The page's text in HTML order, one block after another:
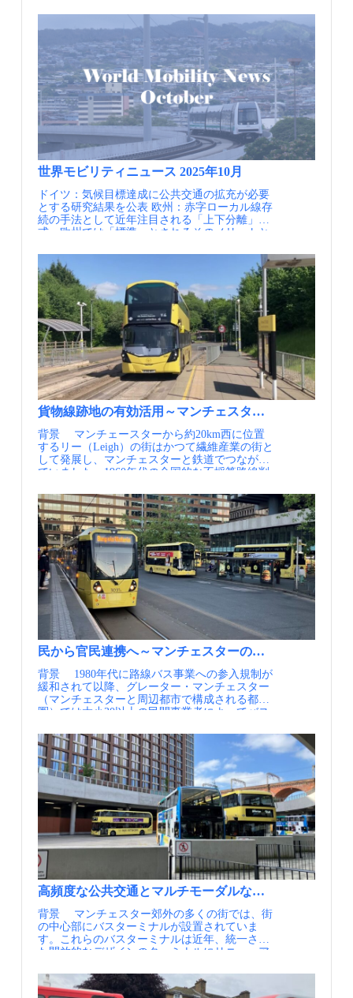
ー設計に関するAccessible Bus Stop Design
Guidanceをはじめとした様々なガイダンスが公
表されています。これらのガイダンスにより、
バスに関する政策が市民の手元にどのような形
で届くかが明文化されています。TfLはこれら
のガイダンス類をはじめ多くのドキュメント
を、実務者向けのものであっても原則として一
般に公表しています。関係者間で方向性を共有
することはさることながら、市民に対する透明
性も確保し、各主体の理解を得ながら施策を進
めていく姿勢が映し出されています。 Bus
Priority Design Guidance 2025の表紙（出典②）
実際の適用例の写真が豊富に掲載されている
London, Bus action plan, 2022 ②Transport for
London, Bus Priority Design Guidance 2025, 2025
所であることが遠くからでも確認できる
Superloopの導入により、ロンドン郊外を環状方
向に結ぶ高頻度な公共交通ネットワークが新た
に形成されている ポイント Superloopの実現に
は多くの困難が伴いましたが、郊外の交通網を
改善し、すべての人がより自由に、かつ環境に
やさしい形で移動できるようにするという市長
の強い思いがあり、市長の強いリーダーシッ
プ、自らが積極的に動くことで実現しました。
鉄道がない郊外同士を早く高頻度で結ぶ路線を
運行することで、通勤などの日常の移動を支え
る路線として機能しています。郊外を結ぶだけ
ではなく、放射方向の鉄道や地下鉄とも結節
す。 ロンドン市内を走る路線バスと同様に2階
建てのバスとしており、少ない運転士が多くの
乗客が輸送できます。また、現金は利用できな
いため、乗降の時間も非常に短時間でスムーズ
用は不可）。 また、クルマを利用できない人が
多様な場所におでかけできるようにするだけで
なく、クルマを持つ人も、クルマと公共交通を
よりかしこく使い分けられるようにしていま
す。 車両の塗装を変える、統一のロゴを制定し
停留所や車両に表示する、といったブランディ
ングの戦略により、特別なサービスであること
を利用者にわかりやすく伝える工夫がされてい
ます。 最新のSL4系統は2025年4月に開通した
Silvertown tunnelを経由し、新都心Canary Wharf
と鉄道のない郊外を直接結んでいる 【資料・参
考情報】 ①Impacts of 2020 Low Traffic
Neighbourhoods in London on Road Traffic
Injuries（Transport Findings, 2021.7.23)
注 契約額2200億円 英国：労働党新政権の目玉
の一つが鉄道の再国有化です。11月5日から国
会審議が開始されており、審議動向は以下から
確認できます。 自転車にフレンドリーな世界都
市ランキング2025が公表 マンチェスター：民か
ら官民連携へ～マンチェスターの都市交通リ・
デザイン「Bee Network」～ マンチェスター：
住宅開発や公園と一体となったモビリティハブ
～マンチェスターのアンコーツ・モビリティハ
ブ～ マンチェスター：貨物線跡地の有効活用～
マンチェスターのガイドウェイバス～、内閣府
SIPモビリティ知恵袋より マンチェスター：高
頻度な公共交通とマルチモーダルな結節点で形
拠点再生と公共交通ネットワーク再編～ 情報提
供元：一般社団法人日本モビリティ・マネジメ
ント会議 定期的にメールでの情報提供を希望さ
れる方はJCOMMのWebページより、JCOMMメ
JCOMMメーリングリスト配信内容・JCOMMニ
ューズレター（年4回） 日本のMMの実務と研
究に関わる様々な情報交換を支援することを目
的として、 一般社団法人 日本モビリティ・マ
ネジメント会議より配信するニューズレターで
す。・MM関連ニュース（毎月） 国内外のMM
関連の最新情報を一覧にしてお届けします。・
MM関連情報（不定期） 皆様よりいただいた
関連イベント等の情報を配信します。・JCOMM
関連情報 毎年開催しているJCOMMの大会情報
や参加情報をいち早くお届けします。
世界モビリティニュース 2025年10月
ドイツ：気候目標達成に公共交通の拡充が必要
とする研究結果を公表 欧州：赤字ローカル線存
続の手法として近年注目される「上下分離」方
式、欧州では「標準」とされるそのメリットと
ス”に。ウィーンで広がる住民主体の小さな公園
づくり ニューヨーク：世界一の渋滞都市で高
速・高頻度運行を実現したBRT、SIPモビリティ
知恵袋 アリゾナ州チャンドラー：アリゾナ州、
Waymoの自動運転車を地域交通として導入 ハワ
イ：ホノルル、自動運転システム「スカイライ
ン」の2期区間を開業 フランス：国内の
BRT（BHNS）のデータベースを更新
（CEREMA) ノルウェー：中国製EVバスに重大
な欠陥、メーカーによる乗っ取り可能 ノルウェ
ー公共交通機関運営会社 米国：ライドシェアに
対する課税措置、SIPモビリティ知恵袋 米国：
エクイティ（Equity）の視点からの交通政策、
SIPモビリティ知恵袋 情報提供元：一般社団法
人日本モビリティ・マネジメント会議 定期的に
メールでの情報提供を希望される方はJCOMMの
Webページより、JCOMMメーリングリストへの
登録を行ってください。 JCOMMメーリングリ
回） 日本のMMの実務と研究に関わる様々な
情報交換を支援することを目的として、 一般
社団法人 日本モビリティ・マネジメント会議よ
り配信するニューズレターです。・MM関連ニ
ュース（毎月） 国内外のMM関連の最新情報
を一覧にしてお届けします。・MM関連情報
（不定期） 皆様よりいただいた関連イベント
等の情報を配信します。・JCOMM関連情報 毎
年開催しているJCOMMの大会情報や参加情報を
いち早くお届けします。
貨物線跡地の有効活用～マンチェスターのガイドウェ
背景 マンチェースターから約20km西に位置
するリー（Leigh）の街はかつて繊維産業の街と
して発展し、マンチェスターと鉄道でつながっ
ていました。1960年代の全国的な不採算路線削
と、リーは鉄道の無い都市として英国最大のも
のとなりました。 リーはマンチェスターへの
通勤圏でもあり、鉄道がなくなると近隣都市の
駅へバスを利用するか、渋滞のリスクのある自
動車を利用するほかありませんでした。この状
況の中で1990年代ごろからガイドウェイバス構
想の議論が始まり、2000年ごろから具体的な整
備に向けて調査や手続きが行われました。 実施
内容 2016年にマンチェスター～リー間及びマ
ンチェスター～アザートン間を結ぶ2つの新た
なバス系統（V1及びV2系統）が開業しました。
これらの系統は、リーからニューアースまで間
の7kmでガイドウェイ方式の専用区間を走行
し、残りの14kmの区間のうち多くの部分でバス
レーンが整備された区間を走行します。V1が1
時間に4本、V2が同2本の頻度で運行され、重複
する区間では1時間に6本となり、マンチェスタ
ー中心部からリーのバスターミナルまで約45分
ます。これまで最大で90分を要していたリーと
マンチェスターの間の移動が大きく改善されま
した。 ガイドウェイ区間の整備はかつての鉄
道用地を利用することで、新たな用地取得を行
わず、迅速に整備することが可能となりまし
た。あわせてガイドウェイ区間に並行して歩行
者、自転車、馬などで利用できるマルチユーザ
ーパス（MUP)を整備することで、地域のウェ
ルビーイングの向上にも貢献しています。 路線
の多くの区間でバスが優先的に走行できる工夫
がされている（出典①） 鉄道用地を活用したガ
イドウェイ軌道とMUP（出典②） ポイント こ
れまで渋滞や不便な乗り換えを強いられていた
リーでは、専用空間を他の交通に邪魔されずに
快適かつ安定して運行できるガイドウェイバス
方式が選択されました。ガイドウェイ方式同様
他の車両を排除できる一般的なバス専用道方式
と比較して、同等の整備コストながらも道路の
マルチユーザーパス（MUP）も同時整備する本
計画に適していました。さらに小さい幅員なが
民から官民連携へ～マンチェスターの都市交通リ・デ
背景 1980年代に路線バス事業への参入規制が
緩和されて以降、グレーター・マンチェスター
（マンチェスターと周辺都市で構成される都市
圏）では大小30以上の民間事業者によってバス
ら、繊維産業の衰退により人口が減少する中
で、バスの利用者も減少し、路線の廃止や事業
者の撤退、あるいは夜間や週末を中心とした減
便が行われました。2022年のマンチェスター全
体のバスの総走行距離は、1977年から38%も減
少しています。この結果、グレーター・マンチ
ェスターの住民の70%は地域の中心部まで30分
以内で行くことができない状況に置かれ、自動
車への依存も高まっていました。 こうした中
で、1992年に開業したMetrolink（トラム）はバ
スとは異なり、TfGM（グレーター・マンチェ
スター交通局）が主体となった公営交通して運
行を開始しました。トラムは安い運賃と安定し
たサービスで人気も高く、利用者数は増加の一
途をたどりました。そこで、バス、Metrolink、
さらには自転車や徒歩等のアクティブトラベル
を含むマルチモーダルの交通サービスを統合
し、TfGMが一元的に経営する「Bee Network」
持続可能な移動手段への転換といった住民の行
動変容、脱炭素化、都市の持続的な成長を目指
高頻度な公共交通とマルチモーダルな結節点で形成さ
背景 マンチェスター郊外の多くの街では、街
の中心部にバスターミナルが設置されていま
す。これらのバスターミナルは近年、統一され
た開放的なデザインのターミナルにリニューア
では大規模な再開発も行われています。 バス
ターミナルの周辺には商業施設や公共施設が立